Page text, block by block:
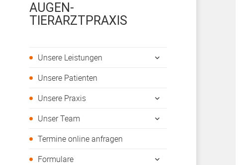
AUGEN-
TIERARZTPRAXIS
Unsere Leistungen
untermenü
Unsere Patienten
Unsere Praxis
untermenü
Unser Team
untermenü
Termine online anfragen
Formulare
untermenü